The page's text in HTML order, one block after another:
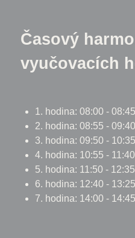
Časový
vyučovacích
1. hodina: 08:00 - 08:45
2. hodina: 08:55 - 09:40
3. hodina: 09:50 - 10:35
4. hodina: 10:55 - 11:40
5. hodina: 11:50 - 12:35
6. hodina: 12:40 - 13:25
7. hodina: 14:00 - 14:45